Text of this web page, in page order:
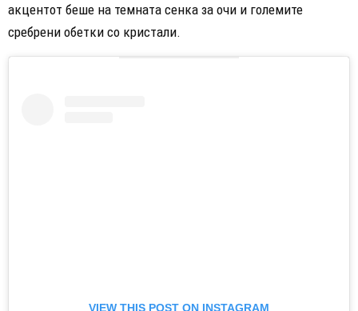
акцентот беше на темната сенка за очи и големите
сребрени обетки со кристали.
VIEW THIS POST ON INSTAGRAM